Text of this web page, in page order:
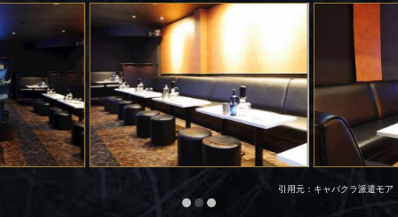
引用元：キャバクラ派遣モア